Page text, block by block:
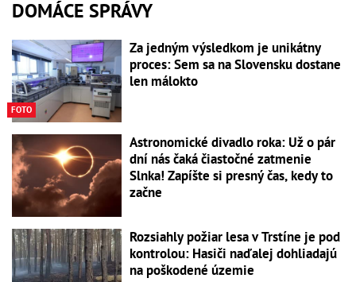
DOMÁCE SPRÁVY
FOTO
Za jedným výsledkom je unikátny
proces: Sem sa na Slovensku dostane
len málokto
Astronomické divadlo roka: Už o pár
dní nás čaká čiastočné zatmenie
Slnka! Zapíšte si presný čas, kedy to
začne
Rozsiahly požiar lesa v Trstíne je pod
kontrolou: Hasiči naďalej dohliadajú
na poškodené územie